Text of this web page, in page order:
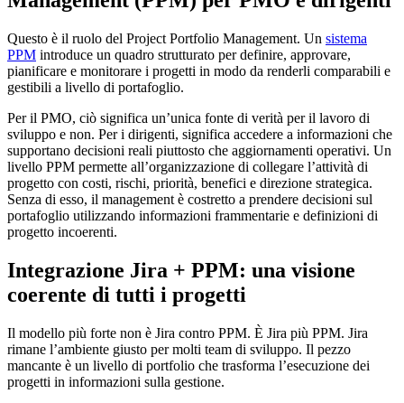
Questo è il ruolo del Project Portfolio Management. Un sistema
PPM introduce un quadro strutturato per definire, approvare,
pianificare e monitorare i progetti in modo da renderli comparabili e
gestibili a livello di portafoglio.
Per il PMO, ciò significa un’unica fonte di verità per il lavoro di
sviluppo e non. Per i dirigenti, significa accedere a informazioni che
supportano decisioni reali piuttosto che aggiornamenti operativi. Un
livello PPM permette all’organizzazione di collegare l’attività di
progetto con costi, rischi, priorità, benefici e direzione strategica.
Senza di esso, il management è costretto a prendere decisioni sul
portafoglio utilizzando informazioni frammentarie e definizioni di
progetto incoerenti.
Integrazione Jira + PPM: una visione
coerente di tutti i progetti
Il modello più forte non è Jira contro PPM. È Jira più PPM. Jira
rimane l’ambiente giusto per molti team di sviluppo. Il pezzo
mancante è un livello di portfolio che trasforma l’esecuzione dei
progetti in informazioni sulla gestione.